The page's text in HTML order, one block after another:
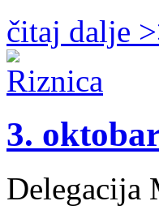
čitaj dalje
3.
Delegacija